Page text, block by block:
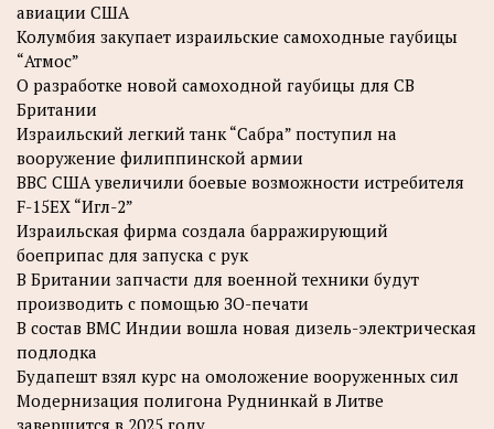
авиации США
Колумбия закупает израильские самоходные гаубицы
“Атмос”
О разработке новой самоходной гаубицы для СВ
Британии
Израильский легкий танк “Сабра” поступил на
вооружение филиппинской армии
ВВС США увеличили боевые возможности истребителя
F-15EX “Игл-2”
Израильская фирма создала барражирующий
боеприпас для запуска с рук
В Британии запчасти для военной техники будут
производить с помощью ЗО-печати
В состав ВМС Индии вошла новая дизель-электрическая
подлодка
Будапешт взял курс на омоложение вооруженных сил
Модернизация полигона Руднинкай в Литве
завершится в 2025 году